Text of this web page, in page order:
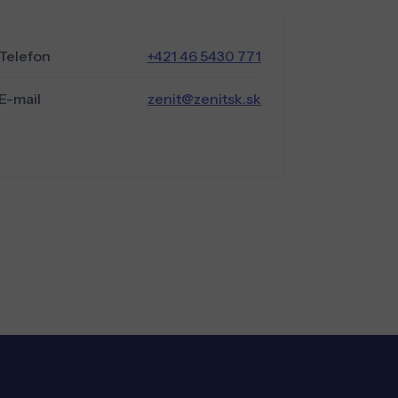
+421 46 5430 771
mail zenit@zenitsk.sk